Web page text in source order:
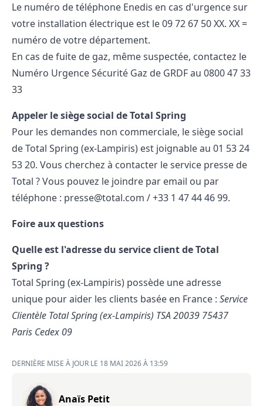
Le numéro de téléphone Enedis en cas d'urgence sur
votre installation électrique est le 09 72 67 50 XX. XX =
numéro de votre département.
En cas de fuite de gaz, même suspectée, contactez le
Numéro Urgence Sécurité Gaz de GRDF au 0800 47 33
33
Appeler le siège social de Total Spring
Pour les demandes non commerciale, le siège social
de Total Spring (ex-Lampiris) est joignable au 01 53 24
53 20. Vous cherchez à contacter le service presse de
Total ? Vous pouvez le joindre par email ou par
téléphone : presse@total.com / +33 1 47 44 46 99.
Foire aux questions
Quelle est l'adresse du service client de Total
Spring ?
Total Spring (ex-Lampiris) possède une adresse
unique pour aider les clients basée en France : Service
Clientèle Total Spring (ex-Lampiris) TSA 20039 75437
Paris Cedex 09
DERNIÈRE MISE À JOUR LE 18 MAI 2026 À 13:59
Anaïs Petit